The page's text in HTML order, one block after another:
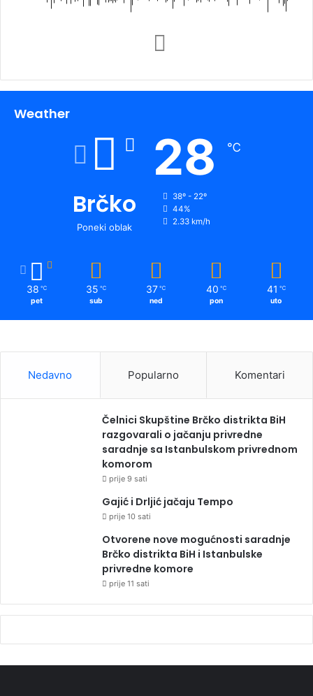
Weather
Brčko
Poneki oblak
28 ℃
38º - 22º
44%
2.33 km/h
38 ℃
pet
35 ℃
sub
37 ℃
ned
40 ℃
pon
41 ℃
uto
Nedavno Popularno Komentari
Čelnici Skupštine Brčko distrikta BiH
razgovarali o jačanju privredne
saradnje sa Istanbulskom privrednom
komorom
prije 9 sati
Gajić i Drljić jačaju Tempo
prije 10 sati
Otvorene nove mogućnosti saradnje
Brčko distrikta BiH i Istanbulske
privredne komore
prije 11 sati